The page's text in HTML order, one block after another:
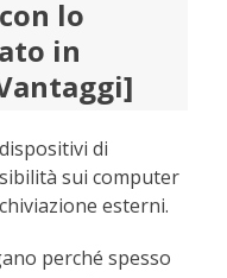
lo
in
di
sui computer
esterni.
perché spesso